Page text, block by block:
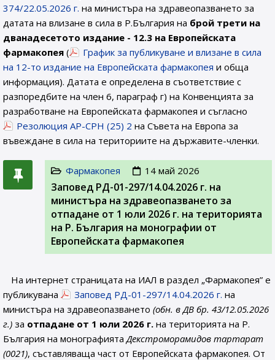
374/22.05.2026 г. на министъра на здравеопазването за
датата на влизане в сила в Р.България на брой трети на
дванадесетото издание - 12.3 на Европейската
фармакопея (
График за публикуване и влизане в сила
на 12-то издание на Европейската фармакопея и обща
информация). Датата е определена в съответствие с
разпоредбите на член 6, параграф г) на Конвенцията за
разработване на Европейската фармакопея и съгласно
Резолюция AP-CPH (25) 2 на Съвета на Европа за
въвеждане в сила на териториите на държавите-членки.
Фармакопея 14 май 2026
Заповед РД-01-297/14.04.2026 г. на
министъра на здравеопазването за
отпадане от 1 юли 2026 г. на територията
на Р. България на монографии от
Европейската фармакопея
На интернет страницата на ИАЛ в раздел „Фармакопея” е
публикувана
Заповед РД-01-297/14.04.2026 г. на
министъра на здравеопазването (обн. в ДВ бр. 43/12.05.2026
г.) за отпадане от 1 юли 2026 г. на територията на Р.
България на монографиятаДекстроморамидов тартaрат
(0021), съставляваща част от Европейската фармакопея. От